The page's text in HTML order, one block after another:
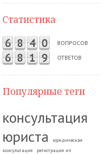
Статистика
6 8 4 0 ВОПРОСОВ
6 8 1 9 ОТВЕТОВ
Популярные теги
консультация
юриста
юридическая
консультация
регистрация ип